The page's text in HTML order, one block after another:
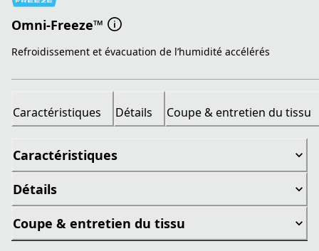
Omni-Freeze™
Refroidissement et évacuation de l’humidité accélérés
Caractéristiques Détails Coupe & entretien du tissu
Caractéristiques
Détails
Coupe & entretien du tissu